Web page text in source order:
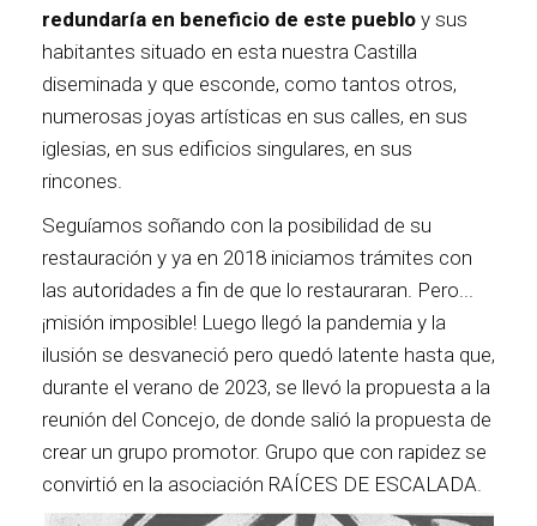
redundaría en beneficio de este pueblo y sus
habitantes situado en esta nuestra Castilla
diseminada y que esconde, como tantos otros,
numerosas joyas artísticas en sus calles, en sus
iglesias, en sus edificios singulares, en sus
rincones.
Seguíamos soñando con la posibilidad de su
restauración y ya en 2018 iniciamos trámites con
las autoridades a fin de que lo restauraran. Pero...
¡misión imposible! Luego llegó la pandemia y la
ilusión se desvaneció pero quedó latente hasta que,
durante el verano de 2023, se llevó la propuesta a la
reunión del Concejo, de donde salió la propuesta de
crear un grupo promotor. Grupo que con rapidez se
convirtió en la asociación RAÍCES DE ESCALADA.